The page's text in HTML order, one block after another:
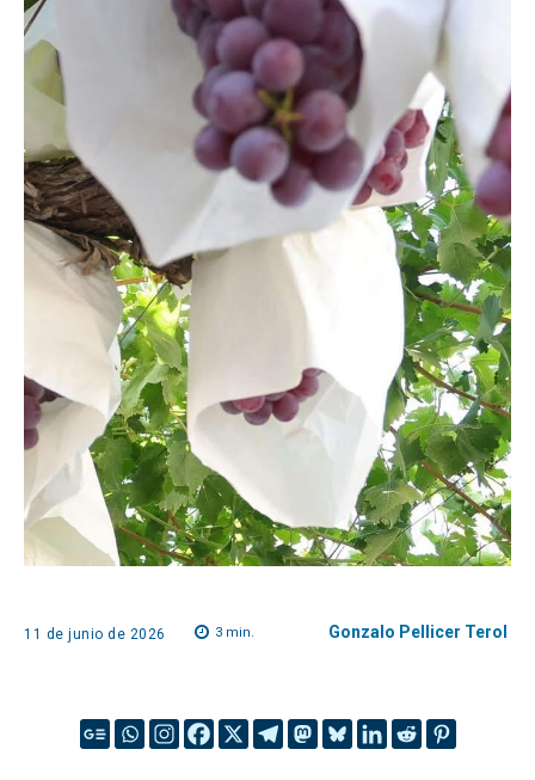
11 de junio de 2026 3min. Gonzalo Pellicer Terol